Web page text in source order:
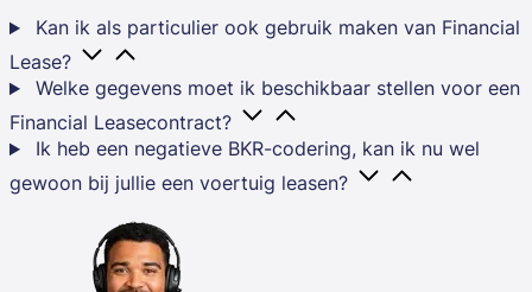
Kan ik als particulier ook gebruik maken van Financial
Lease?
Welke gegevens moet ik beschikbaar stellen voor een
Financial Leasecontract?
Ik heb een negatieve BKR-codering, kan ik nu wel
gewoon bij jullie een voertuig leasen?